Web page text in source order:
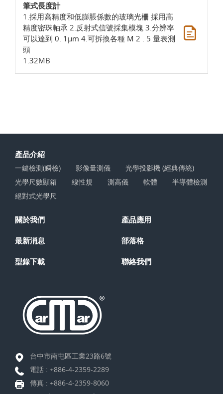
筆式長度計
1.採用高精度和低膨脹係數的玻璃光柵 採用高
精度密珠軸承 2.反射式信號採集模塊 3.分辨率
可以達到 0. 1µm 4.可拆換各種 M 2 . 5 量表測
頭
1.32MB
產品介紹
一鍵檢測(瞬檢) 影像量測儀
光學投影機 (經典傳統)
光學尺數顯箱
線性規 測高儀 軟體
半導體檢測
絕對式光學尺
關於我們 產品應用
最新消息 部落格
型錄下載 聯絡我們
台中市南屯區工業23路6號
電話 : +886-4-2359-2289
傳真 : +886-4-2359-8060